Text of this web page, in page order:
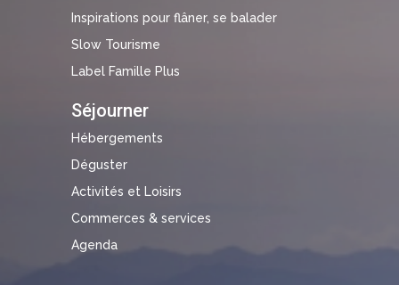
Inspirations pour flâner, se balader
Slow Tourisme
Label Famille Plus
Séjourner
Hébergements
Déguster
Activités et Loisirs
Commerces & services
Agenda